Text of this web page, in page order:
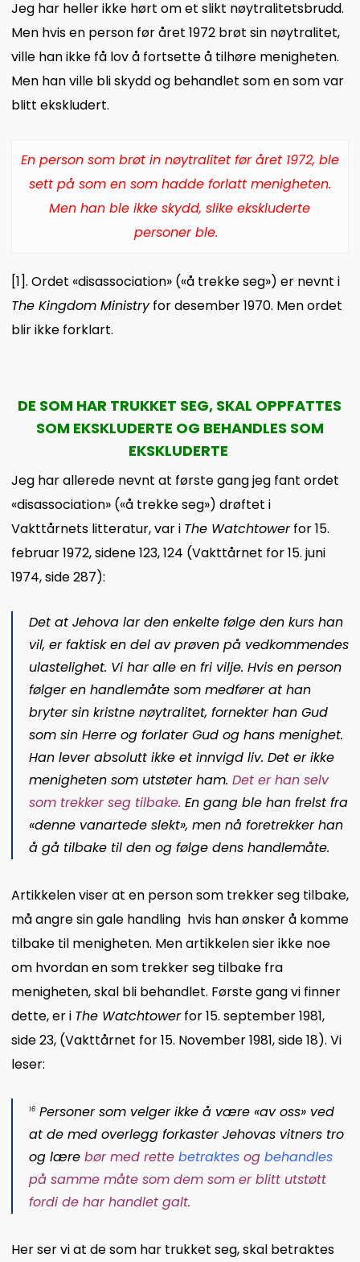
Jeg har heller ikke hørt om et slikt nøytralitetsbrudd.
Men hvis en person før året 1972 brøt sin nøytralitet,
ville han ikke få lov å fortsette å tilhøre menigheten.
Men han ville bli skydd og behandlet som en som var
blitt ekskludert.
En person som brøt in nøytralitet før året 1972, ble
sett på som en som hadde forlatt menigheten.
Men han ble ikke skydd, slike ekskluderte
personer ble.
[1]. Ordet «disassociation» («å trekke seg») er nevnt i
The Kingdom Ministryfor desember 1970. Men ordet
blir ikke forklart.
DE SOM HAR TRUKKET SEG, SKAL OPPFATTES
SOM EKSKLUDERTE OG BEHANDLES SOM
EKSKLUDERTE
Jeg har allerede nevnt at første gang jeg fant ordet
«disassociation» («å trekke seg») drøftet i
Vakttårnets litteratur, var i The Watchtowerfor 15.
februar 1972, sidene 123, 124 (Vakttårnet for 15. juni
1974, side 287):
Det at Jehova lar den enkelte følge den kurs han
vil, er faktisk en del av prøven på vedkommendes
ulastelighet. Vi har alle en fri vilje. Hvis en person
følger en handlemåte som medfører at han
bryter sin kristne nøytralitet, fornekter han Gud
som sin Herre og forlater Gud og hans menighet.
Han lever absolutt ikke et innvigd liv. Det er ikke
menigheten som utstøter ham. Det er han selv
som trekker seg tilbake. En gang ble han frelst fra
«denne vanartede slekt», men nå foretrekker han
å gå tilbake til den og følge dens handlemåte.
Artikkelen viser at en person som trekker seg tilbake,
må angre sin gale handling hvis han ønsker å komme
tilbake til menigheten. Men artikkelen sier ikke noe
om hvordan en som trekker seg tilbake fra
menigheten, skal bli behandlet. Første gang vi finner
dette, er i The Watchtowerfor 15. september 1981,
side 23, (Vakttårnet for 15. November 1981, side 18). Vi
leser:
16Personer som velger ikke å være «av oss» ved
at de med overlegg forkaster Jehovas vitners tro
og lære bør med rette betraktesog behandles
på samme måte som dem som er blitt utstøtt
fordi de har handlet galt.
Her ser vi at de som har trukket seg, skal betraktes